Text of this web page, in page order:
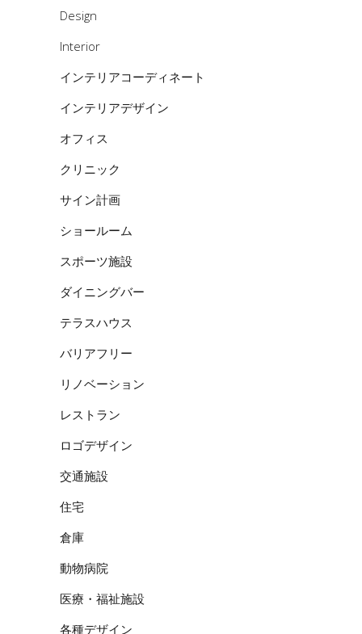
Design
Interior
インテリアコーディネート
インテリアデザイン
オフィス
クリニック
サイン計画
ショールーム
スポーツ施設
ダイニングバー
テラスハウス
バリアフリー
リノベーション
レストラン
ロゴデザイン
交通施設
住宅
倉庫
動物病院
医療・福祉施設
各種デザイン